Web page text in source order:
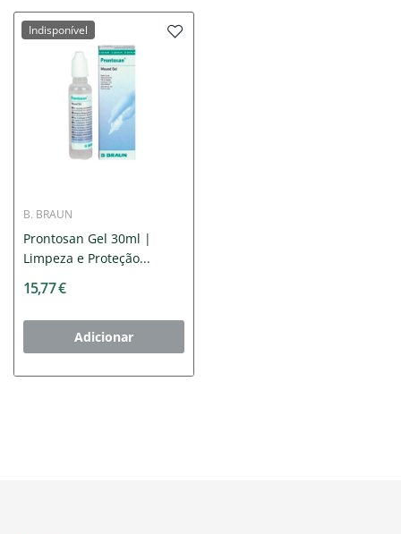
Indisponível
B. BRAUN
Prontosan Gel 30ml |
Limpeza e Proteção...
15,77 €
Adicionar